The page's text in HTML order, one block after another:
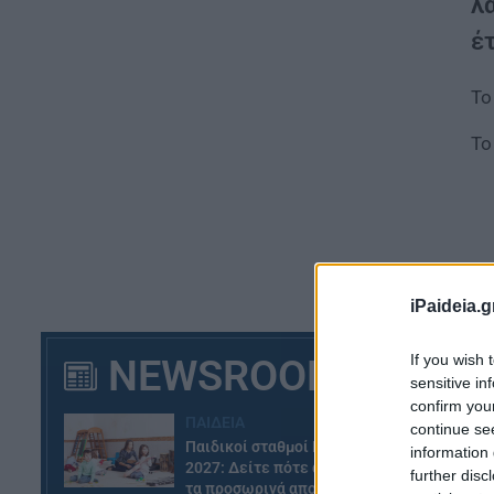
If you wish
sensitive
confirm
continue
information
further
NEWSROOM
Παιδικοί σταθμοί ΕΣΠΑ 2026 –
2027: Δείτε πότε αναμένονται
τα προσωρινά αποτελέσματα
Το